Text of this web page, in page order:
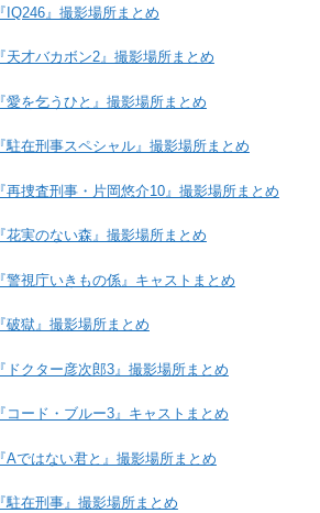
IQ246』撮影場所まとめ
天才バカボン2』撮影場所まとめ
愛を乞うひと』撮影場所まとめ
駐在刑事スペシャル』撮影場所まとめ
再捜査刑事・片岡悠介10』撮影場所まとめ
花実のない森』撮影場所まとめ
警視庁いきもの係』キャストまとめ
破獄』撮影場所まとめ
ドクター彦次郎3』撮影場所まとめ
コード・ブルー3』キャストまとめ
Aではない君と』撮影場所まとめ
駐在刑事』撮影場所まとめ